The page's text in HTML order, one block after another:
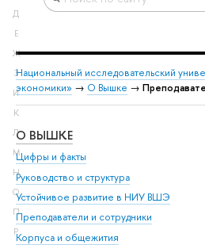
Д
Е
Ж
З
И
К
Л
М
Н
О
П
Р
Национальный исследовательский
экономики» → О Вышке →
О ВЫШКЕ
Цифры и факты
Руководство и структура
Устойчивое развитие в НИУ ВШЭ
Преподаватели и сотрудники
Корпуса и общежития